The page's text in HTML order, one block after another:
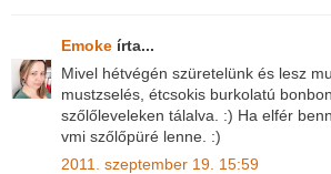
Emoke írta...
Mivel hétvégén szüretelünk és lesz
mustzselés, étcsokis burkolatú
szőlőleveleken tálalva. :) Ha elfér
vmi szőlőpüré lenne. :)
2011. szeptember 19. 15:59